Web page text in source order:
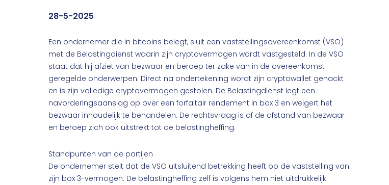
28-5-2025
Een ondernemer die in bitcoins belegt, sluit een vaststellingsovereenkomst (VSO)
met de Belastingdienst waarin zijn cryptovermogen wordt vastgesteld. In de VSO
staat dat hij afziet van bezwaar en beroep ter zake van in de overeenkomst
geregelde onderwerpen. Direct na ondertekening wordt zijn cryptowallet gehackt
en is zijn volledige cryptovermogen gestolen. De Belastingdienst legt een
navorderingsaanslag op over een forfaitair rendement in box 3 en weigert het
bezwaar inhoudelijk te behandelen. De rechtsvraag is of de afstand van bezwaar
en beroep zich ook uitstrekt tot de belastingheffing.
Standpunten van de partijen
De ondernemer stelt dat de VSO uitsluitend betrekking heeft op de vaststelling van
zijn box 3-vermogen. De belastingheffing zelf is volgens hem niet uitdrukkelijk